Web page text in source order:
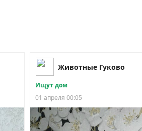
Животные Гуково
Ищут дом
01 апреля 00:05